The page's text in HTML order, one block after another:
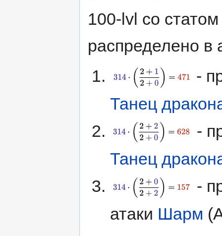
100-lvl со
распределено в
-
Танец
-
Танец
-
атаки Шарм